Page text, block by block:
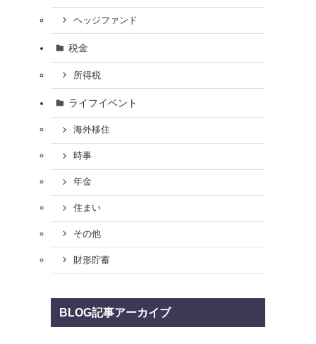
ヘッジファンド
税金
所得税
ライフイベント
海外移住
時事
年金
住まい
その他
財形貯蓄
BLOG記事アーカイブ